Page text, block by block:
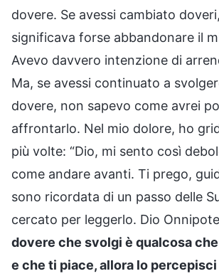
dovere. Se avessi cambiato
significava forse abbandonare il
Avevo davvero intenzione di
Ma, se avessi continuato a
dovere, non sapevo come avrei
affrontarlo. Nel mio dolore, ho
più volte: “Dio, mi sento così
come andare avanti. Ti prego,
sono ricordata di un passo delle
cercato per leggerlo. Dio
dovere che svolgi è qualcosa
e che ti piace, allora lo